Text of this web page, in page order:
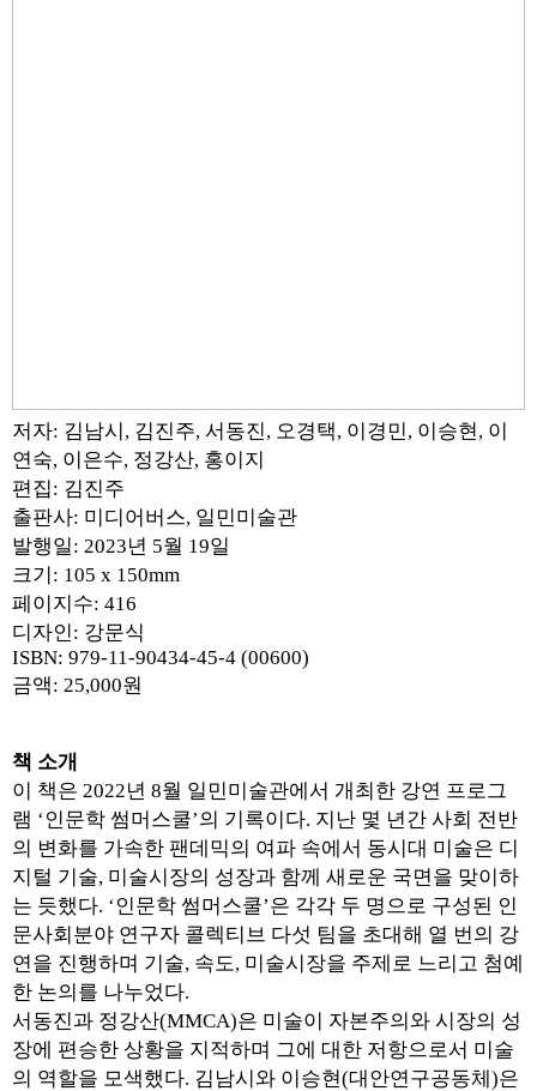
저자: 김남시, 김진주, 서동진, 오경택, 이경민, 이승현, 이
연숙, 이은수, 정강산, 홍이지
편집: 김진주
출판사: 미디어버스, 일민미술관
발행일: 2023년 5월 19일
크기: 105 x 150mm
페이지수: 416
디자인: 강문식
ISBN: 979-11-90434-45-4 (00600)
금액: 25,000원
책 소개
이 책은 2022년 8월 일민미술관에서 개최한 강연 프로그
램 ‘인문학 썸머스쿨’의 기록이다. 지난 몇 년간 사회 전반
의 변화를 가속한 팬데믹의 여파 속에서 동시대 미술은 디
지털 기술, 미술시장의 성장과 함께 새로운 국면을 맞이하
는 듯했다. ‘인문학 썸머스쿨’은 각각 두 명으로 구성된 인
문사회분야 연구자 콜렉티브 다섯 팀을 초대해 열 번의 강
연을 진행하며 기술, 속도, 미술시장을 주제로 느리고 첨예
한 논의를 나누었다.
서동진과 정강산(MMCA)은 미술이 자본주의와 시장의 성
장에 편승한 상황을 지적하며 그에 대한 저항으로서 미술
의 역할을 모색했다. 김남시와 이승현(대안연구공동체)은